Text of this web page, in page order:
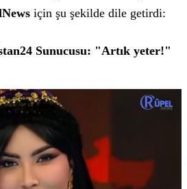
için şu şekilde dile getirdi:
Sunucusu: "Artık yeter!"